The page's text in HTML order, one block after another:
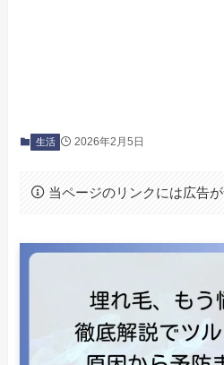
生活 2026年2月5日
当ページのリンクには広告が